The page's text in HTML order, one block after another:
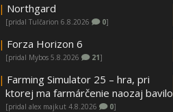
| Northgard
[pridal Tulčarion 6.8.2026 0]
| Forza Horizon 6
[pridal Mybos 5.8.2026 21]
| Farming Simulator 25 – hra, pri
ktorej ma farmárčenie naozaj bavilo
[pridal alex majkut 4.8.2026 0]